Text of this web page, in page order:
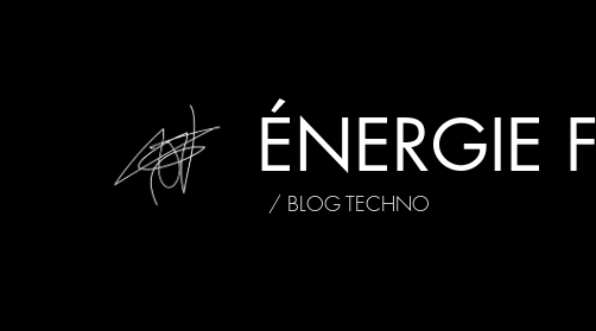
ÉNERGIE
/ BLOG TECHNO